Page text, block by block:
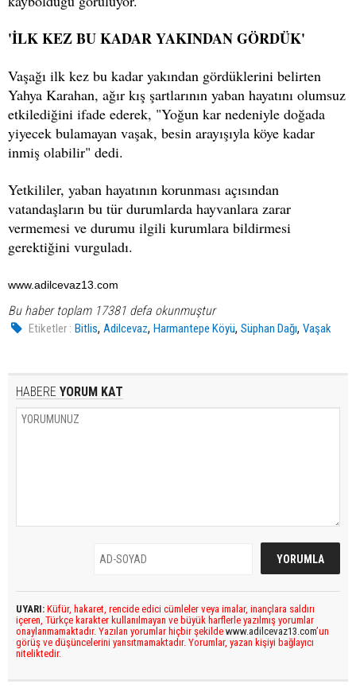
'İLK KEZ BU KADAR YAKINDAN GÖRDÜK'
Vaşağı ilk kez bu kadar yakından gördüklerini belirten
Yahya Karahan, ağır kış şartlarının yaban hayatını olumsuz
etkilediğini ifade ederek, "Yoğun kar nedeniyle doğada
yiyecek bulamayan vaşak, besin arayışıyla köye kadar
inmiş olabilir" dedi.
Yetkililer, yaban hayatının korunması açısından
vatandaşların bu tür durumlarda hayvanlara zarar
vermemesi ve durumu ilgili kurumlara bildirmesi
gerektiğini vurguladı.
www.adilcevaz13.com
Bu haber toplam 17381 defa okunmuştur
Etiketler : Bitlis,Adilcevaz,Harmantepe Köyü,Süphan Dağı,Vaşak
HABERE YORUM KAT
UYARI: Küfür, hakaret, rencide edici cümleler veya imalar, inançlara saldırı
içeren, Türkçe karakter kullanılmayan ve büyük harflerle yazılmış yorumlar
onaylanmamaktadır. Yazılan yorumlar hiçbir şekilde www.adilcevaz13.com’un
görüş ve düşüncelerini yansıtmamaktadır. Yorumlar, yazan kişiyi bağlayıcı
niteliktedir.